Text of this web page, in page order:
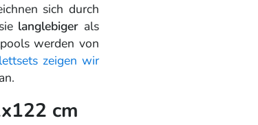
sich durch
langlebiger als
werden von
zeigen wir
cm